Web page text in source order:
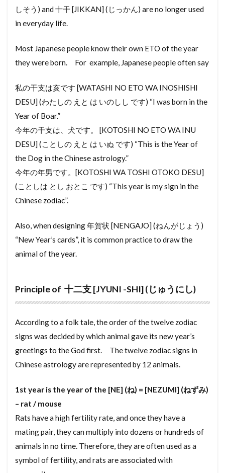
しそう) and 十干 [JIKKAN] (じっかん) are no longer used
in everyday life.
Most Japanese people know their own ETO of the year
they were born. For example, Japanese people often say
私の干支は亥です [WATASHI NO ETO WA INOSHISHI
DESU] (わたしの えと は いのしし です) “I was born in the
Year of Boar.”
今年の干支は、犬です。 [KOTOSHI NO ETO WA INU
DESU] (ことしの えと は いぬ です) “This is the Year of
the Dog in the Chinese astrology.”
今年の年男です。[KOTOSHI WA TOSHI OTOKO DESU]
(ことしは とし おとこ です) “This year is my sign in the
Chinese zodiac”.
Also, when designing 年賀状 [NENGAJO] (ねんがじょう)
“New Year’s cards”, it is common practice to draw the
animal of the year.
Principle of 十二支 [JYUNI -SHI] (じゅうにし)
According to a folk tale, the order of the twelve zodiac
signs was decided by which animal gave its new year’s
greetings to the God first. The twelve zodiac signs in
Chinese astrology are represented by 12 animals.
1st year is the year of the [NE] (ね) = [NEZUMI] (ねずみ)
– rat / mouse
Rats have a high fertility rate, and once they have a
mating pair, they can multiply into dozens or hundreds of
animals in no time. Therefore, they are often used as a
symbol of fertility, and rats are associated with
りくやね
よめ
りょかん よし
よくしつかんそうき
よくしつ
ようへき
ようとちいき
ようちほしょう
ようせきりつ
ようしつ
ようさん
ようけ
りゅうきゅうたたみ
りーと
わしだたみ
わしたたみ わし
わかやま
ろーんとくやく
ろーるぶらいんど
ろーるすくりーん
ろーるかーてん
れんとろーる
れいぞうこ
れいきん
れいあうと
るーふばるこにー
ゆにゅうじゅうたく
ゆかめんせき
まんしょんぎゃらりー
まんしょん
まちや
みなしどうろ
まち
ますたーりーす
まじで まぐち
まくど
まえやちん
みなし道路
ゆかだんぼう
もくぞうじくぐみこうほう
ゆうどうとう
やふーもばいる
やちんほしょう
もよりえき
ものおき もとづけ
もとずけ
みんか